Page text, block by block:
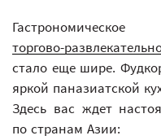
торгово-
стало еще шире.
яркой паназиатской
Здесь вас ждет
по странам Азии: